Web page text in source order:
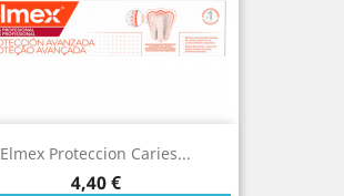
Elmex Proteccion Caries...
Precio
4,40 €